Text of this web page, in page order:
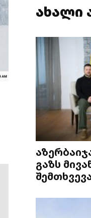
ახალი
გაზს